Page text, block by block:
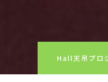
Hall天吊プロ